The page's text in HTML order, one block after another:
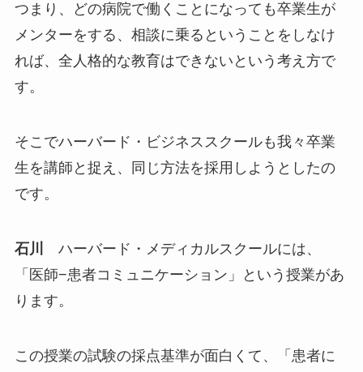
つまり、どの病院で働くことになっても卒業生が
メンターをする、相談に乗るということをしなけ
れば、全人格的な教育はできないという考え方で
す。
そこでハーバード・ビジネススクールも我々卒業
生を講師と捉え、同じ方法を採用しようとしたの
です。
石川
ハーバード・メディカルスクールには、
「医師−患者コミュニケーション」という授業があ
ります。
この授業の試験の採点基準が面白くて、「患者に